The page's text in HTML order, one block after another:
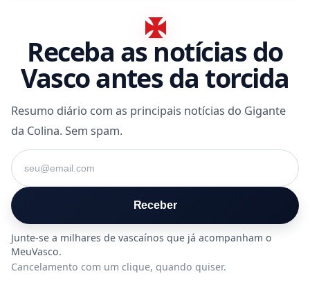
Receba as notícias do
Vasco antes da torcida
Resumo diário com as principais notícias do Gigante
da Colina. Sem spam.
Seu e-mail
Receber
Cancelamento com um clique, quando quiser.